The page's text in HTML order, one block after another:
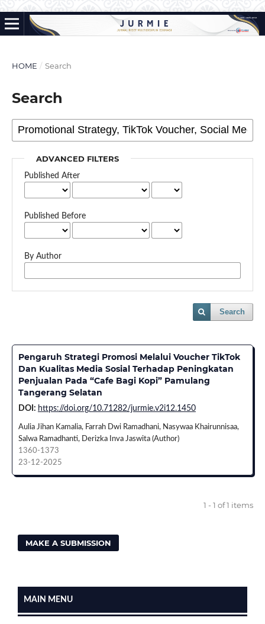
HOME / Search
Search
ADVANCED FILTERS
Published After
Published Before
By Author
Search
Pengaruh Strategi Promosi Melalui Voucher TikTok
Dan Kualitas Media Sosial Terhadap Peningkatan
Penjualan Pada “Cafe Bagi Kopi” Pamulang
Tangerang Selatan
DOI: https://doi.org/10.71282/jurmie.v2i12.1450
Aulia Jihan Kamalia, Farrah Dwi Ramadhani, Nasywaa Khairunnisaa,
Salwa Ramadhanti, Derizka Inva Jaswita (Author)
1360-1373
23-12-2025
1 - 1 of 1 items
MAKE A SUBMISSION
MAIN MENU